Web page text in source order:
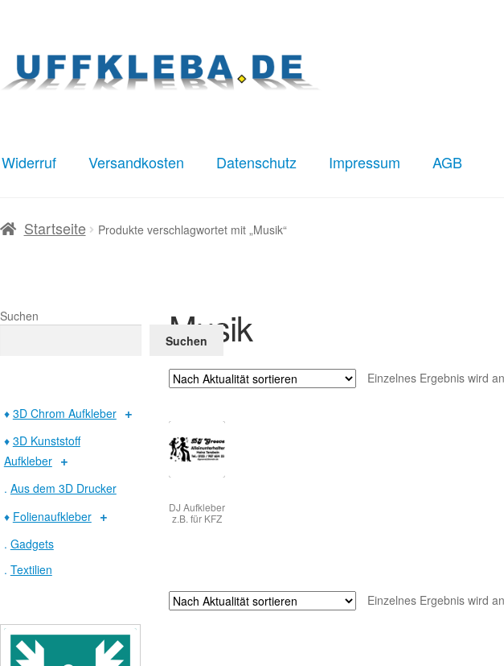
Navigation
springen
Inhalt
springen
Widerruf Versandkosten Datenschutz Impressum AGB
StartAGB Datenschutz Impressum Kasse Mein Konto
Startseite Produkte verschlagwortet mit „Musik“
Musik
Einzelnes Ergebnis wird
DJ Aufkleber
z.B. für KFZ
Einzelnes Ergebnis wird
Suchen
Suchen
♦ 3D Chrom Aufkleber
♦ 3D Kunststoff
Aufkleber
. Aus dem 3D Drucker
♦ Folienaufkleber
. Gadgets
. Textilien